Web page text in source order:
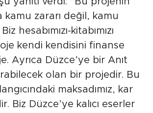
kamu zararı değil, kamu
hesabımızı-kitabımızı
kendi kendisini finanse
Ayrıca Düzce’ye bir Anıt
olan bir projedir. Bu
maksadımız, kar
Biz Düzce’ye kalıcı eserler